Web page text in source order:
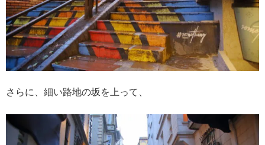
さらに、細い路地の坂を上って、